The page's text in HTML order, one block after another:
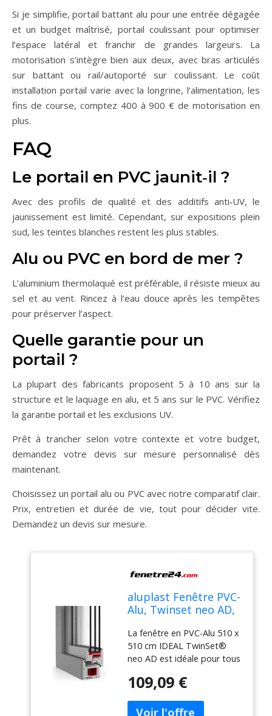
Si je simplifie, portail battant alu pour une entrée dégagée
et un budget maîtrisé, portail coulissant pour optimiser
l’espace latéral et franchir de grandes largeurs. La
motorisation s’intègre bien aux deux, avec bras articulés
sur battant ou rail/autoporté sur coulissant. Le coût
installation portail varie avec la longrine, l’alimentation, les
fins de course, comptez 400 à 900 € de motorisation en
plus.
FAQ
Le portail en PVC jaunit‑il ?
Avec des profils de qualité et des additifs anti‑UV, le
jaunissement est limité. Cependant, sur expositions plein
sud, les teintes blanches restent les plus stables.
Alu ou PVC en bord de mer ?
L’aluminium thermolaqué est préférable, il résiste mieux au
sel et au vent. Rincez à l’eau douce après les tempêtes
pour préserver l’aspect.
Quelle garantie pour un
portail ?
La plupart des fabricants proposent 5 à 10 ans sur la
structure et le laquage en alu, et 5 ans sur le PVC. Vérifiez
la garantie portail et les exclusions UV.
Prêt à trancher selon votre contexte et votre budget,
demandez votre devis sur mesure personnalisé dès
maintenant.
Choisissez un portail alu ou PVC avec notre comparatif clair.
Prix, entretien et durée de vie, tout pour décider vite.
Demandez un devis sur mesure.
aluplast Fenêtre PVC-
Alu, Twinset neo AD,
vitrage fixe, 510 x 510
mm, configuration
personnalisé
La fenêtre en PVC-Alu 510 x
510 cm IDEAL TwinSet®
neo AD est idéale pour tous
Réputée pour sa qualité,
compose d'un double
109,09 €